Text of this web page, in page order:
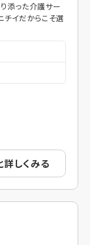
添った介護サー
チイだからこそ選
詳しくみる